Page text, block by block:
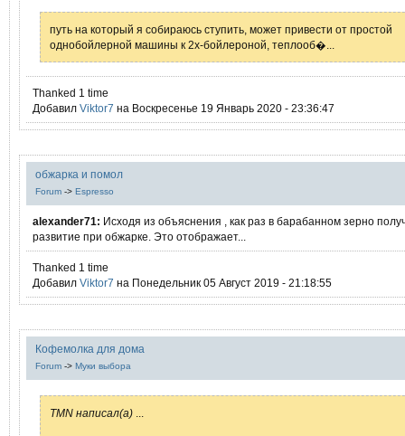
путь на который я собираюсь ступить, может привести от простой
однобойлерной машины к 2х-бойлероной, теплооб�...
Thanked 1 time
Добавил Viktor7 на Воскресенье 19 Январь 2020 - 23:36:47
обжарка и помол
Forum -> Espresso
alexander71: Исходя из объяснения , как раз в барабанном зерно
развитие при обжарке. Это отображает...
Thanked 1 time
Добавил Viktor7 на Понедельник 05 Август 2019 - 21:18:55
Кофемолка для дома
Forum -> Муки выбора
TMN написал(а)